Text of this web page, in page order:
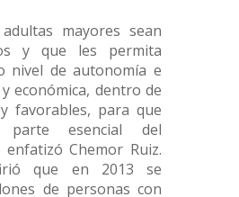
mayores sean
y que les permita
nivel de autonomía e
económica, dentro de
favorables, para que
parte esencial del
Chemor Ruiz.
que en 2013 se
de personas con